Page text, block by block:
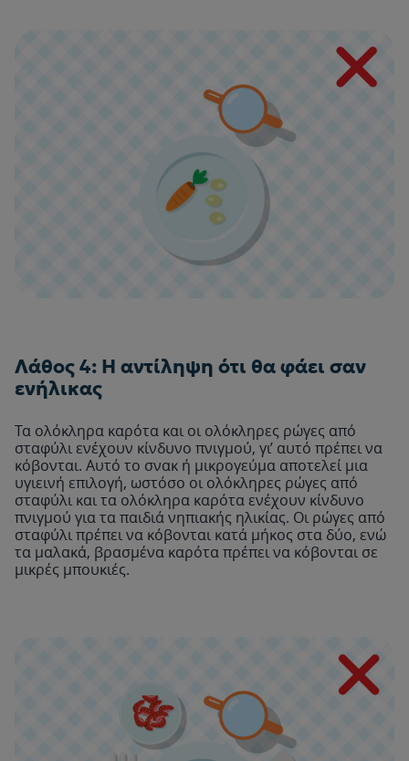
Λάθος 4: Η αντίληψη ότι θα φάει σαν
ενήλικας
Τα ολόκληρα καρότα και οι ολόκληρες ρώγες από
σταφύλι ενέχουν κίνδυνο πνιγμού, γι’ αυτό πρέπει να
κόβονται. Αυτό το σνακ ή μικρογεύμα αποτελεί μια
υγιεινή επιλογή, ωστόσο οι ολόκληρες ρώγες από
σταφύλι και τα ολόκληρα καρότα ενέχουν κίνδυνο
πνιγμού για τα παιδιά νηπιακής ηλικίας. Οι ρώγες από
σταφύλι πρέπει να κόβονται κατά μήκος στα δύο, ενώ
τα μαλακά, βρασμένα καρότα πρέπει να κόβονται σε
μικρές μπουκιές.